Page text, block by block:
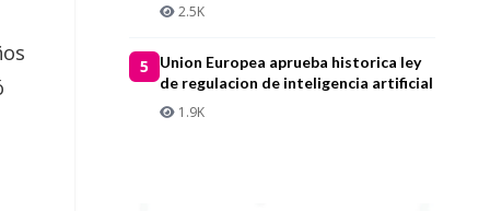
2.5K
5
Union Europea aprueba historica ley
de regulacion de inteligencia artificial
1.9K